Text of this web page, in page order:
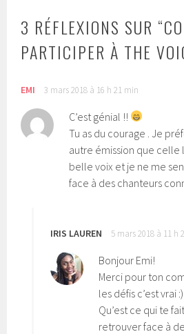
3 RÉFLEXIONS SUR “
PARTICIPER À THE
EMI 3 mars 2018 à 16 h 21 min
C’est génial !!
Tu as du courage . Je
autre émission que celle
belle voix et je ne me
face à des chanteurs
IRIS LAUREN 5 mars 2018 à 11 h
Bonjour Emi!
Merci pour ton
les défis c’est vrai
Qu’est ce qui te
retrouver face à